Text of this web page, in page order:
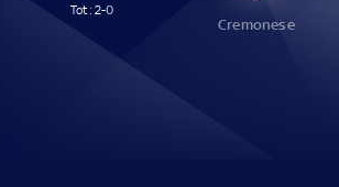
Tot: 2-0
Cremonese